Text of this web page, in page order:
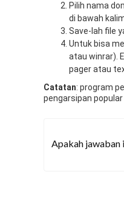
Pilih nama
di bawah
Save-lah file
Untuk bisa
atau winrar).
pager atau
Catatan: program
pengarsipan
Apakah jawaban